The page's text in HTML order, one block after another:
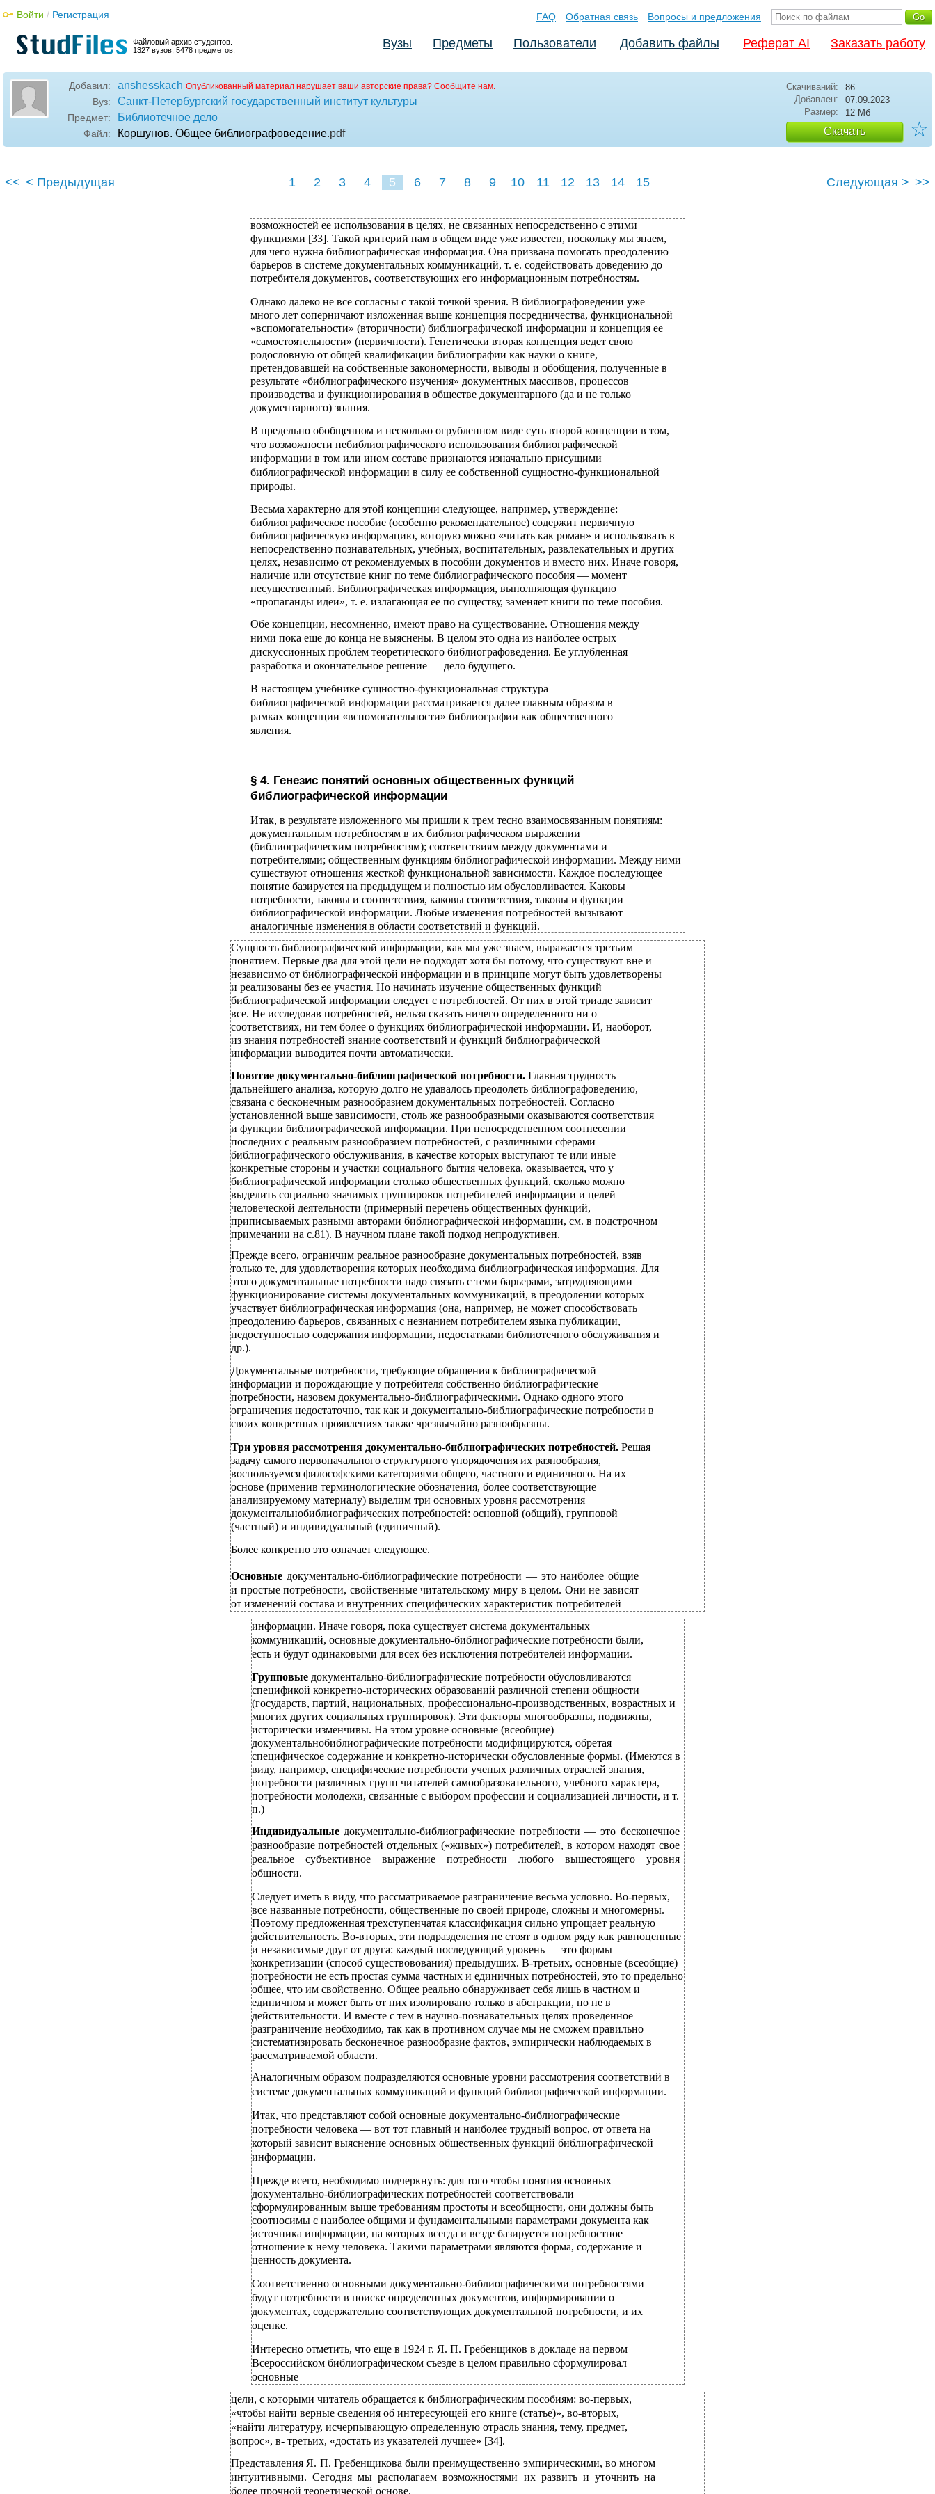
Файловый архив студентов.
1327 вузов, 5478 предметов.
Войти / Регистрация FAQ Обратная связь Вопросы и предложения
Вузы Предметы Пользователи Добавить файлы Реферат AI Заказать работу
Добавил: anshesskach Опубликованный материал нарушает ваши авторские права? Сообщите нам.
Вуз: Санкт-Петербургский государственный институт культуры
Предмет: Библиотечное дело
Файл: Коршунов. Общее библиографоведение.pdf
Скачиваний:
86
Добавлен:
07.09.2023
Размер:
12 Мб
Скачать ☆
<< < Предыдущая 1 2 3 4 5 6 7 8 9 10 11 12 13 14 15 Следующая > >>
возможностей ее использования в целях, не связанных непосредственно с этими
функциями [33]. Такой критерий нам в общем виде уже известен, поскольку мы знаем,
для чего нужна библиографическая информация. Она призвана помогать преодолению
барьеров в системе документальных коммуникаций, т. е. содействовать доведению до
потребителя документов, соответствующих его информационным потребностям.
Однако далеко не все согласны с такой точкой зрения. В библиографоведении уже
много лет соперничают изложенная выше концепция посредничества, функциональной
«вспомогательности» (вторичности) библиографической информации и концепция ее
«самостоятельности» (первичности). Генетически вторая концепция ведет свою
родословную от общей квалификации библиографии как науки о книге,
претендовавшей на собственные закономерности, выводы и обобщения, полученные в
результате «библиографического изучения» документных массивов, процессов
производства и функционирования в обществе документарного (да и не только
документарного) знания.
В предельно обобщенном и несколько огрубленном виде суть второй концепции в том,
что возможности небиблиографического использования библиографической
информации в том или ином составе признаются изначально присущими
библиографической информации в силу ее собственной сущностно-функциональной
природы.
Весьма характерно для этой концепции следующее, например, утверждение:
библиографическое пособие (особенно рекомендательное) содержит первичную
библиографическую информацию, которую можно «читать как роман» и использовать в
непосредственно познавательных, учебных, воспитательных, развлекательных и других
целях, независимо от рекомендуемых в пособии документов и вместо них. Иначе говоря,
наличие или отсутствие книг по теме библиографического пособия — момент
несущественный. Библиографическая информация, выполняющая функцию
«пропаганды идеи», т. е. излагающая ее по существу, заменяет книги по теме пособия.
Обе концепции, несомненно, имеют право на существование. Отношения между
ними пока еще до конца не выяснены. В целом это одна из наиболее острых
дискуссионных проблем теоретического библиографоведения. Ее углубленная
разработка и окончательное решение — дело будущего.
В настоящем учебнике сущностно-функциональная структура
библиографической информации рассматривается далее главным образом в
рамках концепции «вспомогательности» библиографии как общественного
явления.
§ 4. Генезис понятий основных общественных функций
библиографической информации
Итак, в результате изложенного мы пришли к трем тесно взаимосвязанным понятиям:
документальным потребностям в их библиографическом выражении
(библиографическим потребностям); соответствиям между документами и
потребителями; общественным функциям библиографической информации. Между ними
существуют отношения жесткой функциональной зависимости. Каждое последующее
понятие базируется на предыдущем и полностью им обусловливается. Каковы
потребности, таковы и соответствия, каковы соответствия, таковы и функции
библиографической информации. Любые изменения потребностей вызывают
аналогичные изменения в области соответствий и функций.
Сущность библиографической информации, как мы уже знаем, выражается третьим
понятием. Первые два для этой цели не подходят хотя бы потому, что существуют вне и
независимо от библиографической информации и в принципе могут быть удовлетворены
и реализованы без ее участия. Но начинать изучение общественных функций
библиографической информации следует с потребностей. От них в этой триаде зависит
все. Не исследовав потребностей, нельзя сказать ничего определенного ни о
соответствиях, ни тем более о функциях библиографической информации. И, наоборот,
из знания потребностей знание соответствий и функций библиографической
информации выводится почти автоматически.
Понятие документально-библиографической потребности. Главная трудность
дальнейшего анализа, которую долго не удавалось преодолеть библиографоведению,
связана с бесконечным разнообразием документальных потребностей. Согласно
установленной выше зависимости, столь же разнообразными оказываются соответствия
и функции библиографической информации. При непосредственном соотнесении
последних с реальным разнообразием потребностей, с различными сферами
библиографического обслуживания, в качестве которых выступают те или иные
конкретные стороны и участки социального бытия человека, оказывается, что у
библиографической информации столько общественных функций, сколько можно
выделить социально значимых группировок потребителей информации и целей
человеческой деятельности (примерный перечень общественных функций,
приписываемых разными авторами библиографической информации, см. в подстрочном
примечании на с.81). В научном плане такой подход непродуктивен.
Прежде всего, ограничим реальное разнообразие документальных потребностей, взяв
только те, для удовлетворения которых необходима библиографическая информация. Для
этого документальные потребности надо связать с теми барьерами, затрудняющими
функционирование системы документальных коммуникаций, в преодолении которых
участвует библиографическая информация (она, например, не может способствовать
преодолению барьеров, связанных с незнанием потребителем языка публикации,
недоступностью содержания информации, недостатками библиотечного обслуживания и
др.).
Документальные потребности, требующие обращения к библиографической
информации и порождающие у потребителя собственно библиографические
потребности, назовем документально-библиографическими. Однако одного этого
ограничения недостаточно, так как и документально-библиографические потребности в
своих конкретных проявлениях также чрезвычайно разнообразны.
Три уровня рассмотрения документально-библиографических потребностей. Решая
задачу самого первоначального структурного упорядочения их разнообразия,
воспользуемся философскими категориями общего, частного и единичного. На их
основе (применив терминологические обозначения, более соответствующие
анализируемому материалу) выделим три основных уровня рассмотрения
документальнобиблиографических потребностей: основной (общий), групповой
(частный) и индивидуальный (единичный).
Более конкретно это означает следующее.
Основные документально-библиографические потребности — это наиболее общие
и простые потребности, свойственные читательскому миру в целом. Они не зависят
от изменений состава и внутренних специфических характеристик потребителей
информации. Иначе говоря, пока существует система документальных
коммуникаций, основные документально-библиографические потребности были,
есть и будут одинаковыми для всех без исключения потребителей информации.
Групповые документально-библиографические потребности обусловливаются
спецификой конкретно-исторических образований различной степени общности
(государств, партий, национальных, профессионально-производственных, возрастных и
многих других социальных группировок). Эти факторы многообразны, подвижны,
исторически изменчивы. На этом уровне основные (всеобщие)
документальнобиблиографические потребности модифицируются, обретая
специфическое содержание и конкретно-исторически обусловленные формы. (Имеются в
виду, например, специфические потребности ученых различных отраслей знания,
потребности различных групп читателей самообразовательного, учебного характера,
потребности молодежи, связанные с выбором профессии и социализацией личности, и т.
п.)
Индивидуальные документально-библиографические потребности — это бесконечное
разнообразие потребностей отдельных («живых») потребителей, в котором находят свое
реальное субъективное выражение потребности любого вышестоящего уровня
общности.
Следует иметь в виду, что рассматриваемое разграничение весьма условно. Во-первых,
все названные потребности, общественные по своей природе, сложны и многомерны.
Поэтому предложенная трехступенчатая классификация сильно упрощает реальную
действительность. Во-вторых, эти подразделения не стоят в одном ряду как равноценные
и независимые друг от друга: каждый последующий уровень — это формы
конкретизации (способ существовования) предыдущих. В-третьих, основные (всеобщие)
потребности не есть простая сумма частных и единичных потребностей, это то предельно
общее, что им свойственно. Общее реально обнаруживает себя лишь в частном и
единичном и может быть от них изолировано только в абстракции, но не в
действительности. И вместе с тем в научно-познавательных целях проведенное
разграничение необходимо, так как в противном случае мы не сможем правильно
систематизировать бесконечное разнообразие фактов, эмпирически наблюдаемых в
рассматриваемой области.
Аналогичным образом подразделяются основные уровни рассмотрения соответствий в
системе документальных коммуникаций и функций библиографической информации.
Итак, что представляют собой основные документально-библиографические
потребности человека — вот тот главный и наиболее трудный вопрос, от ответа на
который зависит выяснение основных общественных функций библиографической
информации.
Прежде всего, необходимо подчеркнуть: для того чтобы понятия основных
документально-библиографических потребностей соответствовали
сформулированным выше требованиям простоты и всеобщности, они должны быть
соотносимы с наиболее общими и фундаментальными параметрами документа как
источника информации, на которых всегда и везде базируется потребностное
отношение к нему человека. Такими параметрами являются форма, содержание и
ценность документа.
Соответственно основными документально-библиографическими потребностями
будут потребности в поиске определенных документов, информировании о
документах, содержательно соответствующих документальной потребности, и их
оценке.
Интересно отметить, что еще в 1924 г. Я. П. Гребенщиков в докладе на первом
Всероссийском библиографическом съезде в целом правильно сформулировал
основные
цели, с которыми читатель обращается к библиографическим пособиям: во-первых,
«чтобы найти верные сведения об интересующей его книге (статье)», во-вторых,
«найти литературу, исчерпывающую определенную отрасль знания, тему, предмет,
вопрос», в- третьих, «достать из указателей лучшее» [34].
Представления Я. П. Гребенщикова были преимущественно эмпирическими, во многом
интуитивными. Сегодня мы располагаем возможностями их развить и уточнить на
более прочной теоретической основе.